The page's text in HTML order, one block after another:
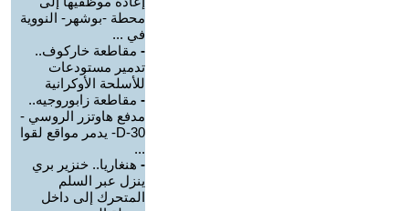
محطة -بوشهر- النووية
في ...
- مقاطعة خاركوف..
تدمير مستودعات
للأسلحة الأوكرانية
- مقاطعة زابوروجيه..
مدفع هاوتزر الروسي -
D-30- يدمر مواقع لقوا
...
- هنغاريا.. خنزير بري
ينزل عبر السلم
المتحرك إلى داخل